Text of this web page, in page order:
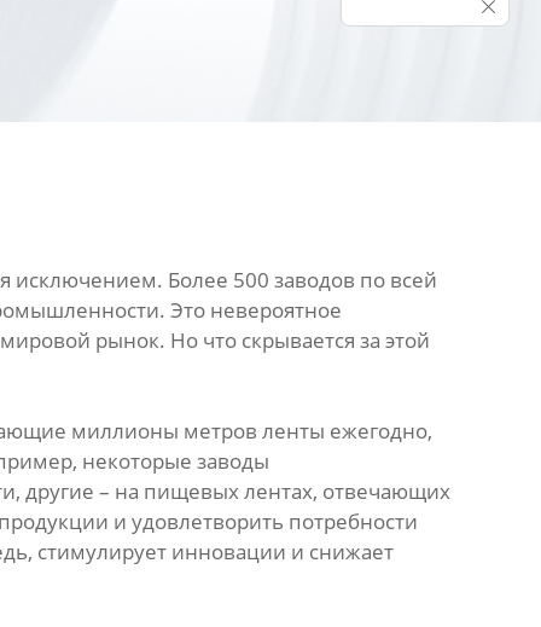
исключением. Более 500 заводов по всей
Это невероятное
рынок. Но что скрывается за этой
миллионы метров ленты ежегодно,
некоторые заводы
другие – на пищевых лентах, отвечающих
и удовлетворить потребности
стимулирует инновации и снижает